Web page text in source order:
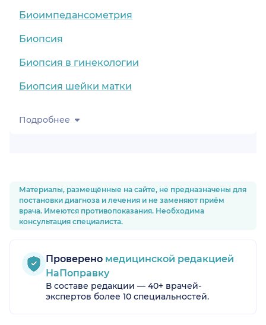
Биоимпедансометрия
Биопсия
Биопсия в гинекологии
Биопсия шейки матки
Подробнее
Материалы, размещённые на сайте, не предназначены для
постановки диагноза и лечения и не заменяют приём
врача. Имеются противопоказания. Необходима
консультация специалиста.
Проверено медицинской редакцией
НаПоправку
В составе редакции — 40+ врачей-
экспертов более 10 специальностей.